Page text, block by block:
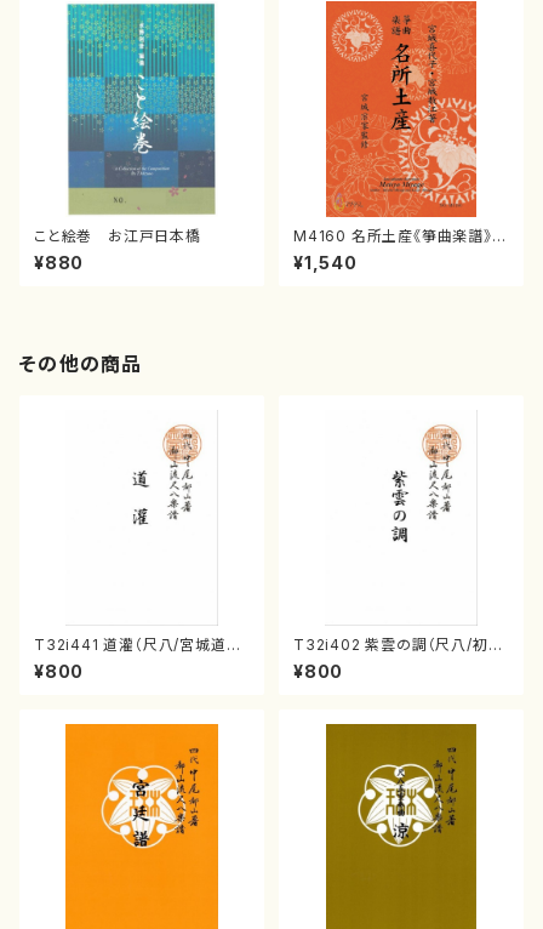
こと絵巻 お江戸日本橋
¥880
M4160 名所土産《箏曲楽譜》
（箏/宮城喜代子・宮城数江著・
宮城宗家監修/箏曲古典楽譜）
¥1,540
その他の商品
T32i441 道灌（尺八/宮城道雄/
楽譜）都山流公刊楽譜曲番:214
8
¥800
T32i402 紫雲の調（尺八/初世
宮下秀冽/楽譜）都山流公刊楽譜
曲番:2107
¥800